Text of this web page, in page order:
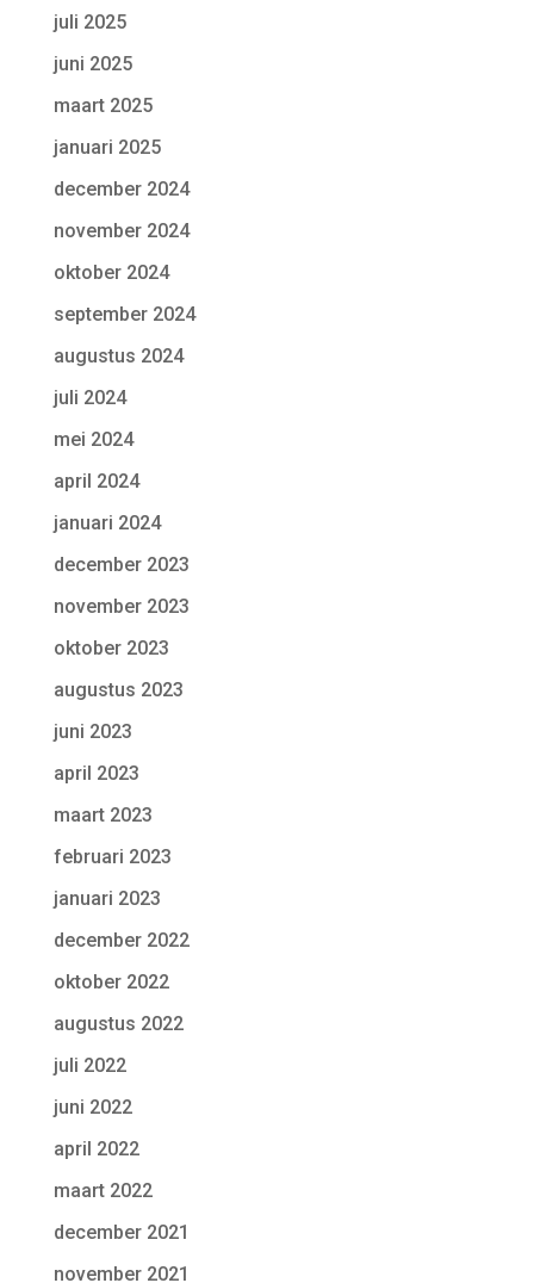
juli 2025
juni 2025
maart 2025
januari 2025
december 2024
november 2024
oktober 2024
september 2024
augustus 2024
juli 2024
mei 2024
april 2024
januari 2024
december 2023
november 2023
oktober 2023
augustus 2023
juni 2023
april 2023
maart 2023
februari 2023
januari 2023
december 2022
oktober 2022
augustus 2022
juli 2022
juni 2022
april 2022
maart 2022
december 2021
november 2021